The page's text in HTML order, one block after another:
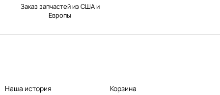
Заказ запчастей из США и
Европы
Наша история
Корзина